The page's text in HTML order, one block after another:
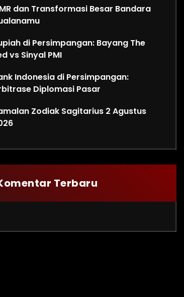
dan Transformasi Besar Bandara
di Persimpangan: Bayang The
vs Sinyal PMI
Indonesia di Persimpangan:
Diplomasi Pasar
Zodiak Sagitarius 2 Agustus
Terbaru